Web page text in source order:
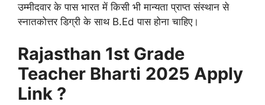
उम्मीदवार के पास भारत में किसी भी मान्यता प्राप्त संस्थान से
स्नातकोत्तर डिग्री के साथ B.Ed पास होना चाहिए।
Rajasthan 1st Grade
Teacher Bharti 2025 Apply
Link ?